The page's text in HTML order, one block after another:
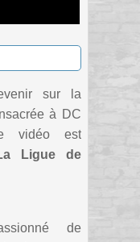
sur la
à DC
vidéo est
Ligue de
de